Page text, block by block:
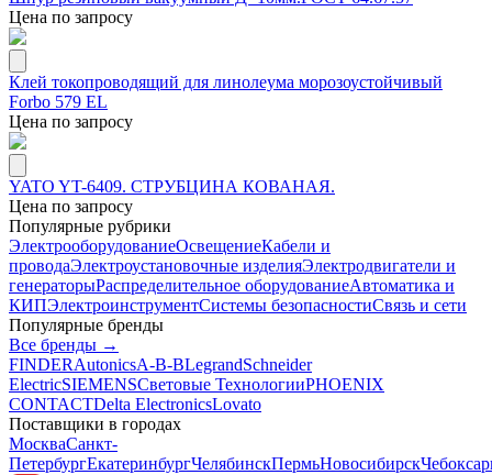
Цена по запросу
Клей токопроводящий для линолеума морозоустойчивый
Forbo 579 EL
Цена по запросу
YATO YT-6409. СТРУБЦИНА КОВАНАЯ.
Цена по запросу
Популярные рубрики
ЭлектрооборудованиеОсвещениеКабели и
проводаЭлектроустановочные изделияЭлектродвигатели и
генераторыРаспределительное оборудованиеАвтоматика и
КИПЭлектроинструментСистемы безопасностиСвязь и сети
Популярные бренды
Все бренды →
FINDERAutonicsA-B-BLegrandSchneider
ElectricSIEMENSСветовые ТехнологииPHOENIX
CONTACTDelta ElectronicsLovato
Поставщики в городах
МоскваСанкт-
ПетербургЕкатеринбургЧелябинскПермьНовосибирск